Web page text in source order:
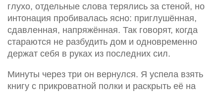
глухо, отдельные слова терялись за стеной, но
интонация пробивалась ясно: приглушённая,
сдавленная, напряжённая. Так говорят, когда
стараются не разбудить дом и одновременно
держат себя в руках из последних сил.
Минуты через три он вернулся. Я успела взять
книгу с прикроватной полки и раскрыть её на